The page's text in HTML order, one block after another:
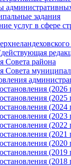
задания
услуг в сфере
Совета района
Совета
(2026
(2025
(2024
(2023
(2022
(2021
(2020
(2019
(2018